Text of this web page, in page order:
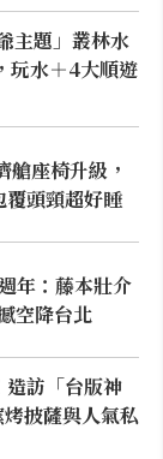
主題」叢林水
玩水＋4大順遊
座椅升級，
頭頸超好睡
年：藤本壯介
空降台北
訪「台版神
披薩與人氣私